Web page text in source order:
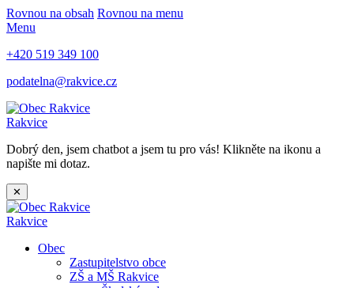
Rovnou na obsah Rovnou na menu
Menu
+420 519 349 100
podatelna@rakvice.cz
Rakvice
Dobrý den, jsem chatbot a jsem tu pro vás! Klikněte na ikonu a
napište mi dotaz.
✕
Rakvice
Obec
Zastupitelstvo obce
ZŠ a MŠ Rakvice